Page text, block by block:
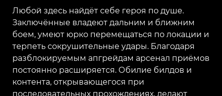
Любой здесь найдёт себе героя по душе.
Заключённые владеют дальним и ближним
боем, умеют юрко перемещаться по локации и
терпеть сокрушительные удары. Благодаря
разблокируемым апгрейдам арсенал приёмов
постоянно расширяется. Обилие билдов и
контента, открывающегося при
последовательных прохождениях, делают